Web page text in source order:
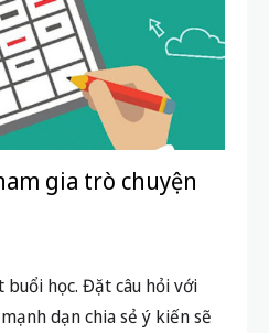
gia trò chuyện
buổi học. Đặt câu hỏi với
dạn chia sẻ ý kiến sẽ